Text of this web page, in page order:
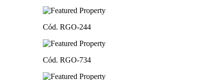
Cód. RGO-244
Cód. RGO-734